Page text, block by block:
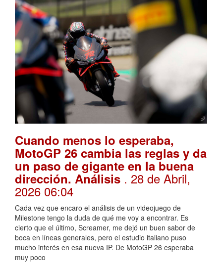
Cuando menos lo esperaba,
MotoGP 26 cambia las reglas y da
un paso de gigante en la buena
dirección. Análisis . 28 de Abril,
2026 06:04
Cada vez que encaro el análisis de un videojuego de
Milestone tengo la duda de qué me voy a encontrar. Es
cierto que el último, Screamer, me dejó un buen sabor de
boca en líneas generales, pero el estudio italiano puso
mucho interés en esa nueva IP. De MotoGP 26 esperaba
muy poco